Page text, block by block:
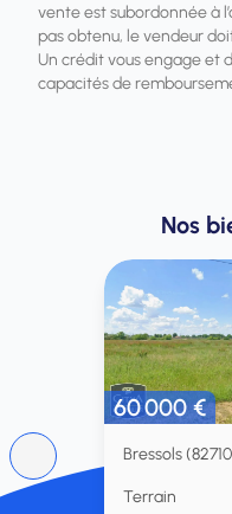
vente est subordonnée à
pas obtenu, le vendeur
Un crédit vous engage et
capacités de
Nos
60 000 €
Bressols
Terrain